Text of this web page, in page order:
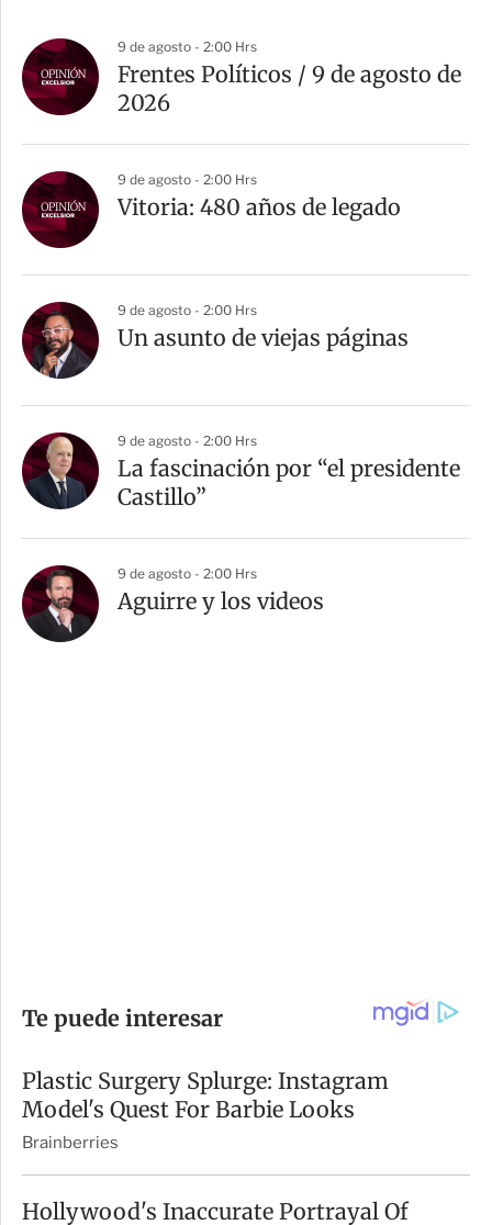
9 de agosto - 2:00 Hrs
Frentes Políticos / 9 de agosto de
2026
9 de agosto - 2:00 Hrs
Vitoria: 480 años de legado
9 de agosto - 2:00 Hrs
Un asunto de viejas páginas
9 de agosto - 2:00 Hrs
La fascinación por “el presidente
Castillo”
9 de agosto - 2:00 Hrs
Aguirre y los videos